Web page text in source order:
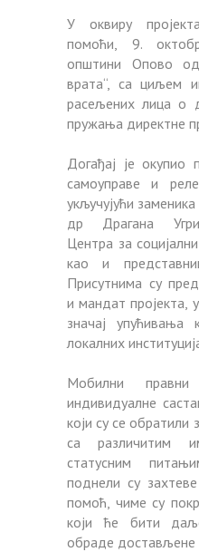
У оквиру
помоћи, 9.
општини Опово
врата“, са циљем
расељених лица о
пружања директне
Догађај је окупио
самоуправе и
укључујући
др Драгана
Центра за
као и
Присутнима су
и мандат пројекта,
значај упућивања
локалних
Мобилни
индивидуалне
који су се обратили
са различитим
статусним
поднели су
помоћ, чиме су
који ће бити
обраде достављене